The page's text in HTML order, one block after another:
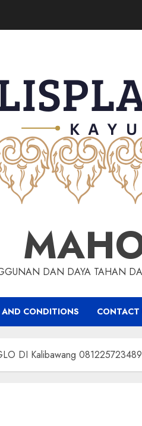
DAN DAYA TAHAN
AND CONDITIONS CONTACT
DI Kalibawang 081225723489